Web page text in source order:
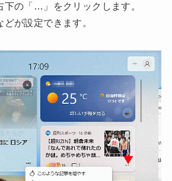
下の「…」をクリックします。
が設定できます。